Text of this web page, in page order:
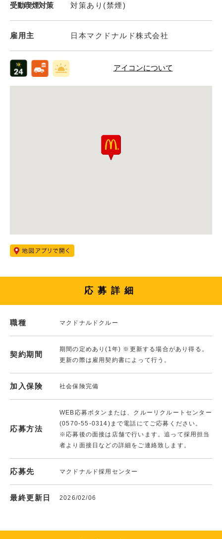
受動喫煙対策 対策あり(禁煙)
雇用主 日本マクドナルド株式会社
アイコンについて
応募詳細
職種 マクドナルドクルー
契約期間
期間の定めあり(1年) ※更新する場合があり得る。
更新の際は雇用契約書によって行う。
加入保険 社会保険完備
応募方法
WEB応募ボタンまたは、クルーリクルートセンター
(0570-55-0314)まで電話にてご応募ください。
※応募後の面接は店舗で行います。追って採用担当
者より面接日などの詳細をご連絡致します。
応募先 マクドナルド採用センター
最終更新日 2026/02/06